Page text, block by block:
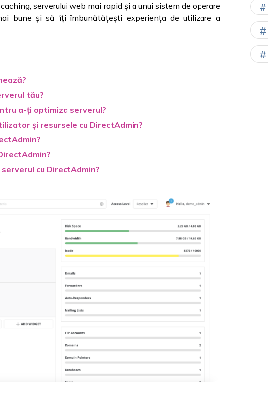
serverului web mai rapid și a unui sistem de operare
bune și să îți îmbunătățești experiența de utilizare a
tău?
a-ți optimiza serverul?
și resursele cu DirectAdmin?
cu DirectAdmin?